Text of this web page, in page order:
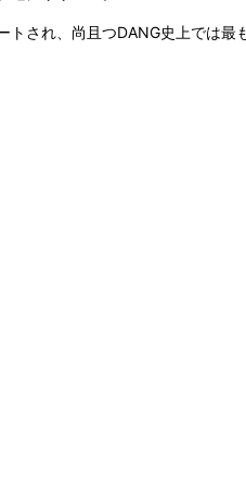
され、尚且つDANG史上では最